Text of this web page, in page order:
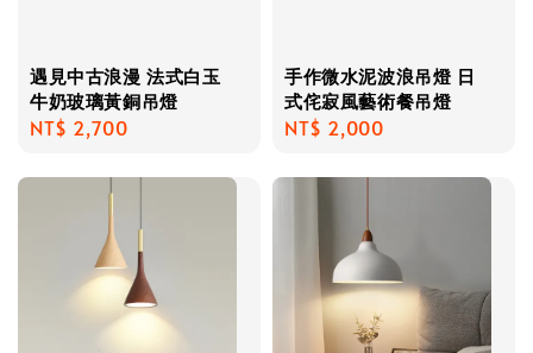
遇見中古浪漫 法式白玉
牛奶玻璃黃銅吊燈
Regular
NT$ 2,700
手作微水泥波浪吊燈 日
式侘寂風藝術餐吊燈
Regular
NT$ 2,000